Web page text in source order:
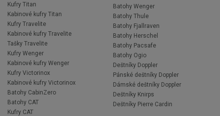
Kufry Titan
Kabinové kufry Titan
Kufry Travelite
Kabinové kufry Travelite
Tašky Travelite
Kufry Wenger
Kabinové kufry Wenger
Kufry Victorinox
Kabinové kufry Victorinox
Batohy CabinZero
Batohy CAT
Kufry CAT
Batohy Wenger
Batohy Thule
Batohy Fjallraven
Batohy Herschel
Batohy Pacsafe
Batohy Ogio
Deštníky Doppler
Pánské deštníky Doppler
Dámské deštníky Doppler
Deštníky Knirps
Deštníky Pierre Cardin